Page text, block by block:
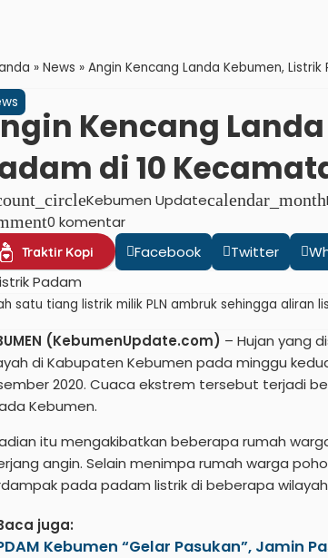
» News » Angin Kencang Landa Kebumen,
Kencang
di 10
Kebumen Updatecalendar_month
0 komentar
Traktir Kopi Facebook Twitter
satu tiang listrik milik PLN ambruk sehingga aliran
(KebumenUpdate.com) – Hujan yang
di Kabupaten Kebumen pada minggu
2020. Cuaca ekstrem tersebut terjadi
Kebumen.
itu mengakibatkan beberapa rumah
angin. Selain menimpa rumah warga
pada padam listrik di beberapa
juga:
Kebumen “Gelar Pasukan”, Jamin